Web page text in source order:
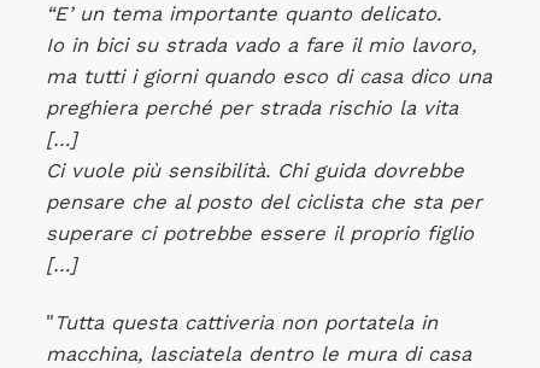
“E’ un tema importante quanto delicato.
Io in bici su strada vado a fare il mio lavoro,
ma tutti i giorni quando esco di casa dico una
preghiera perché per strada rischio la vita
[…]
Ci vuole più sensibilità. Chi guida dovrebbe
pensare che al posto del ciclista che sta per
superare ci potrebbe essere il proprio figlio
[…]
" Tutta questa cattiveria non portatela in
macchina, lasciatela dentro le mura di casa